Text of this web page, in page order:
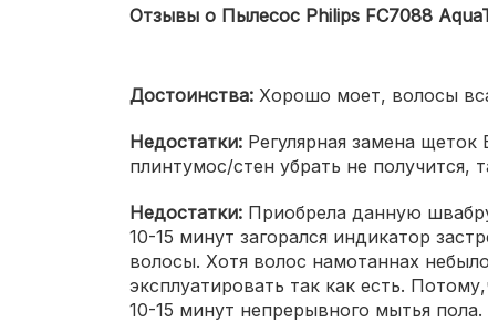
Отзывы о Пылесос Philips FC7088
Достоинства: Хорошо моет, волосы
Недостатки: Регулярная замена
плинтумос/стен убрать не получится,
Недостатки: Приобрела данную
10-15 минут загорался индикатор
волосы. Хотя волос намотаннах
эксплуатировать так как есть.
10-15 минут непрерывного мытья